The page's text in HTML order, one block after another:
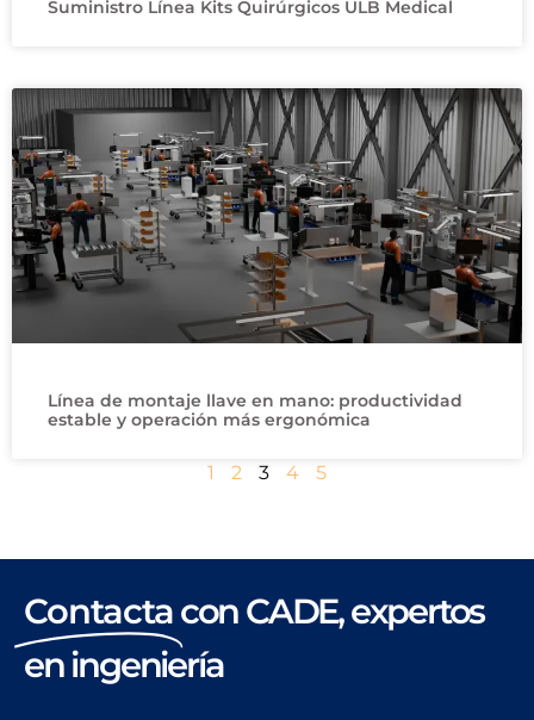
Suministro Línea Kits Quirúrgicos ULB Medical
Línea de montaje llave en mano: productividad
estable y operación más ergonómica
1 2 3 4 5
Contacta con CADE, expertos
en ingeniería